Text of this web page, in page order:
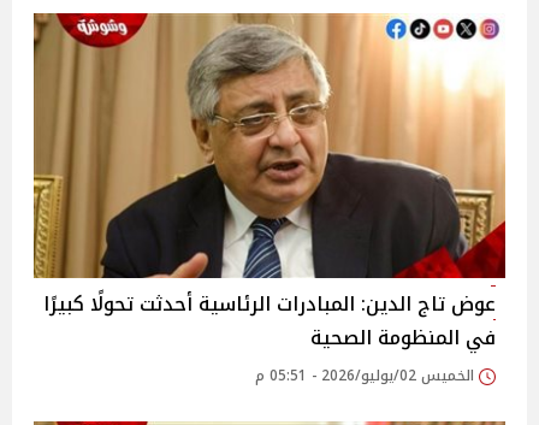
عوض تاج الدين: المبادرات الرئاسية أحدثت تحولًا كبيرًا
في المنظومة الصحية
الخميس 02/يوليو/2026 - 05:51 م